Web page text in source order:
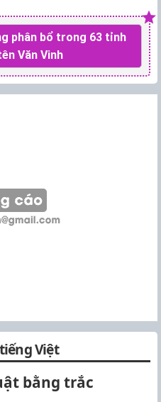
phân bổ trong 63 tỉnh
Văn Vinh
Việt
bằng trắc